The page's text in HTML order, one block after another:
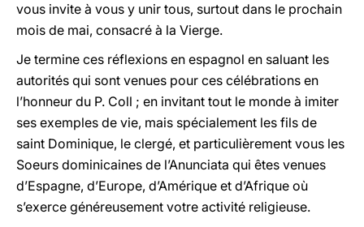
vous invite à vous y unir tous, surtout dans le prochain
mois de mai, consacré à la Vierge.
Je termine ces réflexions en espagnol en saluant les
autorités qui sont venues pour ces célébrations en
l’honneur du P. Coll ; en invitant tout le monde à imiter
ses exemples de vie, mais spécialement les fils de
saint Dominique, le clergé, et particulièrement vous les
Soeurs dominicaines de l’Anunciata qui êtes venues
d’Espagne, d’Europe, d’Amérique et d’Afrique où
s’exerce généreusement votre activité religieuse.